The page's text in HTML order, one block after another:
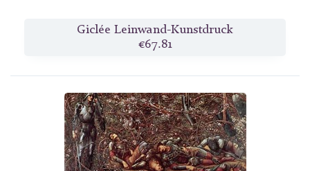
Giclée Leinwand-Kunstdruck
€67.81